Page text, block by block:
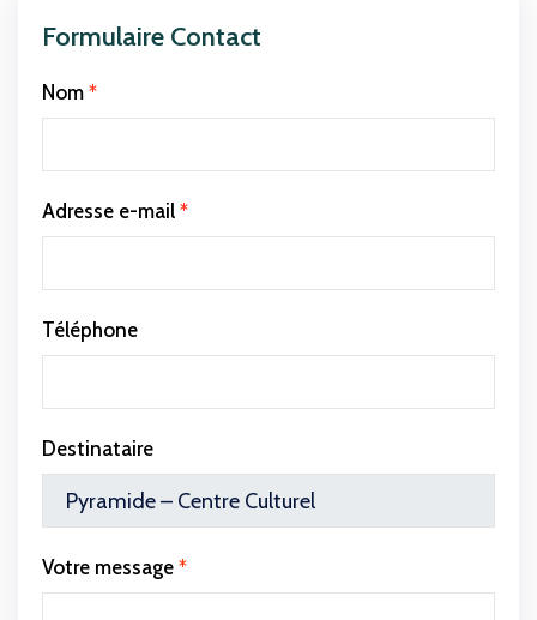
Formulaire Contact
Nom *
Adresse e-mail *
Téléphone
Destinataire
Votre message *